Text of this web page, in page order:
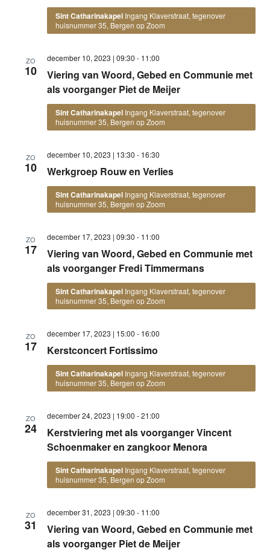
Sint Catharinakapel Ingang Klaverstraat, tegenover
huisnummer 35, Bergen op Zoom
ZO
10
Viering van Woord, Gebed en Communie met
als voorganger Piet de Meijer
december 10, 2023 | 09:30 - 11:00
Sint Catharinakapel Ingang Klaverstraat, tegenover
huisnummer 35, Bergen op Zoom
ZO
10 Werkgroep Rouw en Verlies
december 10, 2023 | 13:30 - 16:30
Sint Catharinakapel Ingang Klaverstraat, tegenover
huisnummer 35, Bergen op Zoom
ZO
17
Viering van Woord, Gebed en Communie met
als voorganger Fredi Timmermans
december 17, 2023 | 09:30 - 11:00
Sint Catharinakapel Ingang Klaverstraat, tegenover
huisnummer 35, Bergen op Zoom
ZO
17 Kerstconcert Fortissimo
december 17, 2023 | 15:00 - 16:00
Sint Catharinakapel Ingang Klaverstraat, tegenover
huisnummer 35, Bergen op Zoom
ZO
24
Kerstviering met als voorganger Vincent
Schoenmaker en zangkoor Menora
december 24, 2023 | 19:00 -21:00
Sint Catharinakapel Ingang Klaverstraat, tegenover
huisnummer 35, Bergen op Zoom
ZO
31
Viering van Woord, Gebed en Communie met
als voorganger Piet de Meijer
december 31, 2023 | 09:30 - 11:00